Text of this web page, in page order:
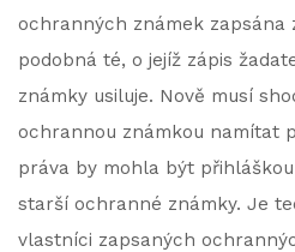
ochranných známek zapsána
podobná té, o jejíž zápis
známky usiluje. Nově musí
ochrannou známkou namítat
práva by mohla být
starší ochranné známky. Je
vlastníci zapsaných